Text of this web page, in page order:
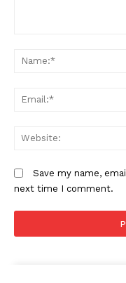
Save my name,
next time I comment.